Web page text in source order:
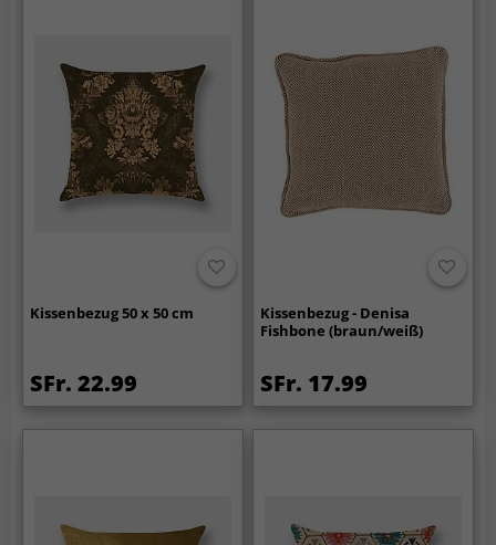
Kissenbezug 50 x 50 cm
SFr. 22.99
Kissenbezug - Denisa
Fishbone (braun/weiß)
SFr. 17.99